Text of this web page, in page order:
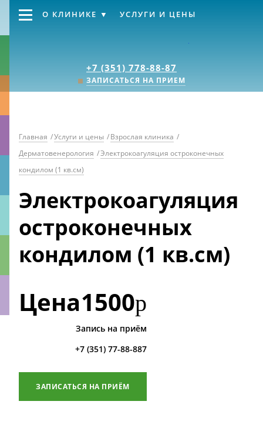
+7 (351) 778-88-87
ЗАПИСАТЬСЯ НА ПРИЕМ
О КЛИНИКЕ УСЛУГИ И ЦЕНЫ
Главная /Услуги и цены /Взрослая клиника /
Дерматовенерология /Электрокоагуляция остроконечных
кондилом (1 кв.см)
Электрокоагуляция
остроконечных
кондилом (1 кв.см)
Цена1500р
Запись на приём
+7 (351) 77-88-887
ЗАПИСАТЬСЯ НА ПРИЁМ